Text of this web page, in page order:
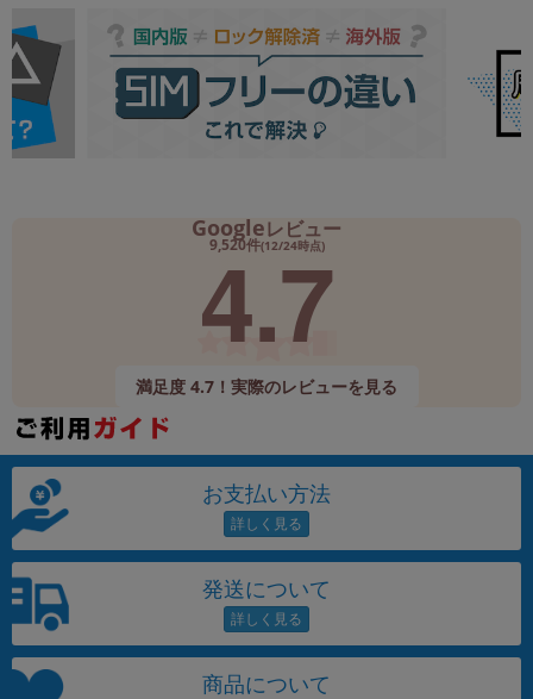
Googleレビュー
9,520件(12/24時点)
4.7
満足度 4.7！実際のレビューを見る
お支払い方法
発送について
商品について